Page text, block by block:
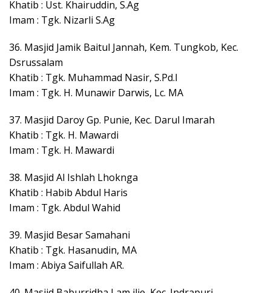
Khatib : Ust. Khairuddin, S.Ag
Imam : Tgk. Nizarli S.Ag
36. Masjid Jamik Baitul Jannah, Kem. Tungkob, Kec.
Dsrussalam
Khatib : Tgk. Muhammad Nasir, S.Pd.I
Imam : Tgk. H. Munawir Darwis, Lc. MA
37. Masjid Daroy Gp. Punie, Kec. Darul Imarah
Khatib : Tgk. H. Mawardi
Imam : Tgk. H. Mawardi
38. Masjid Al Ishlah Lhoknga
Khatib : Habib Abdul Haris
Imam : Tgk. Abdul Wahid
39. Masjid Besar Samahani
Khatib : Tgk. Hasanudin, MA
Imam : Abiya Saifullah AR.